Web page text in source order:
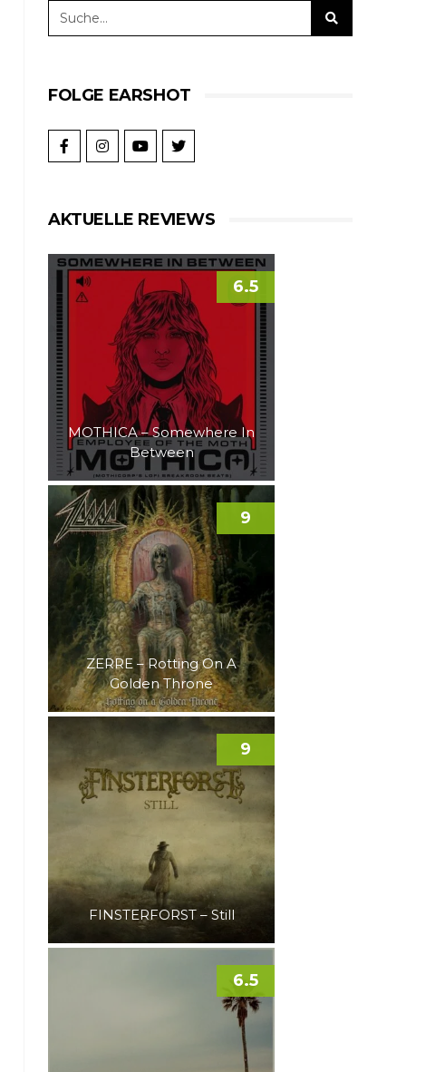
FOLGE EARSHOT
AKTUELLE REVIEWS
MOTHICA – Somewhere In
Between
6.5
ZERRE – Rotting On A
Golden Throne
9
FINSTERFORST – Still
9
6.5